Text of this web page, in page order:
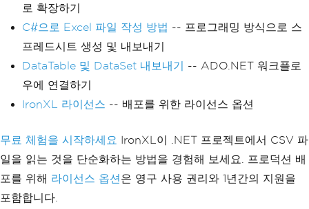
로 확장하기
C#으로 Excel 파일 작성 방법 -- 프로그래밍 방식으로 스
프레드시트 생성 및 내보내기
DataTable 및 DataSet 내보내기
-- ADO.NET 워크플로
우에 연결하기
IronXL 라이선스 -- 배포를 위한 라이선스 옵션
무료 체험을 시작하세요 IronXL이 .NET 프로젝트에서 CSV 파
일을 읽는 것을 단순화하는 방법을 경험해 보세요. 프로덕션 배
포를 위해 라이선스 옵션 은 영구 사용 권리와 1년간의 지원을
포함합니다.